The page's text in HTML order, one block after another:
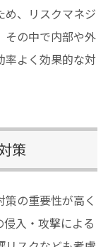
め、リスクマネジ
その中で内部や外
率よく効果的な対
策
の重要性が高く
入・攻撃による